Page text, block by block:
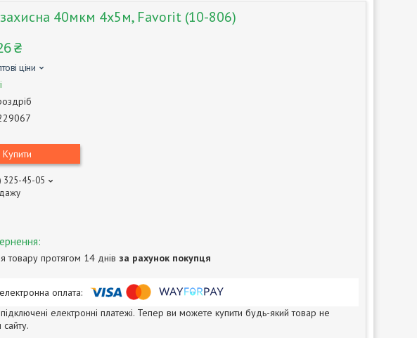
40мкм 4х5м, Favorit (10-806)
₴
ціни
Купити
325-45-05
товару протягом 14 днів за рахунок покупця
електронні платежі. Тепер ви можете купити будь-який товар не